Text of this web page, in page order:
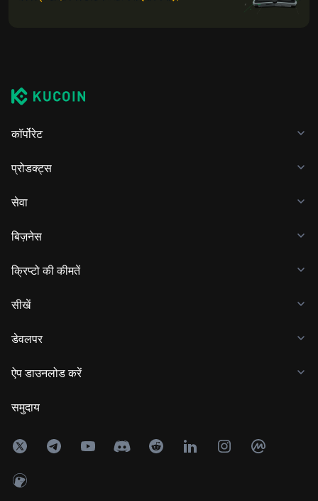
कॉर्पोरेट
प्रोडक्ट्स
सेवा
बिज़नेस
क्रिप्टो की कीमतें
सीखें
डेवलपर
ऐप डाउनलोड करें
समुदाय